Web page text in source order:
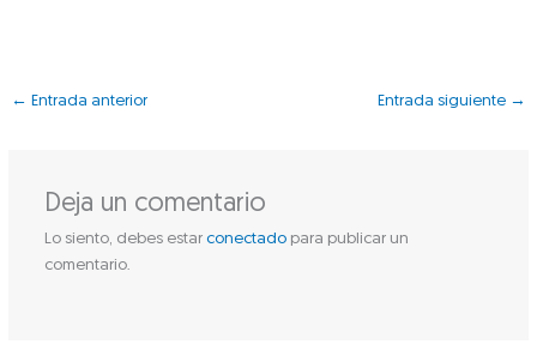
← Entrada anterior Entrada siguiente →
Deja un comentario
Lo siento, debes estar conectadopara publicar un
comentario.